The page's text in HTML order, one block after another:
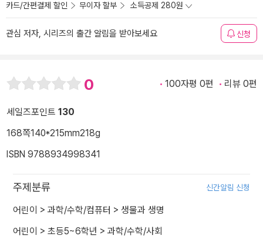
카드/간편결제 할인 무이자 할부 소득공제 280원
관심 저자, 시리즈의 출간 알림을 받아보세요 신청
0 100자평 0편 리뷰 0편
세일즈포인트 130
168쪽140*215mm218g
ISBN 9788934998341
주제분류 신간알림 신청
어린이 > 과학/수학/컴퓨터 > 생물과 생명
어린이 > 초등5~6학년 > 과학/수학/사회